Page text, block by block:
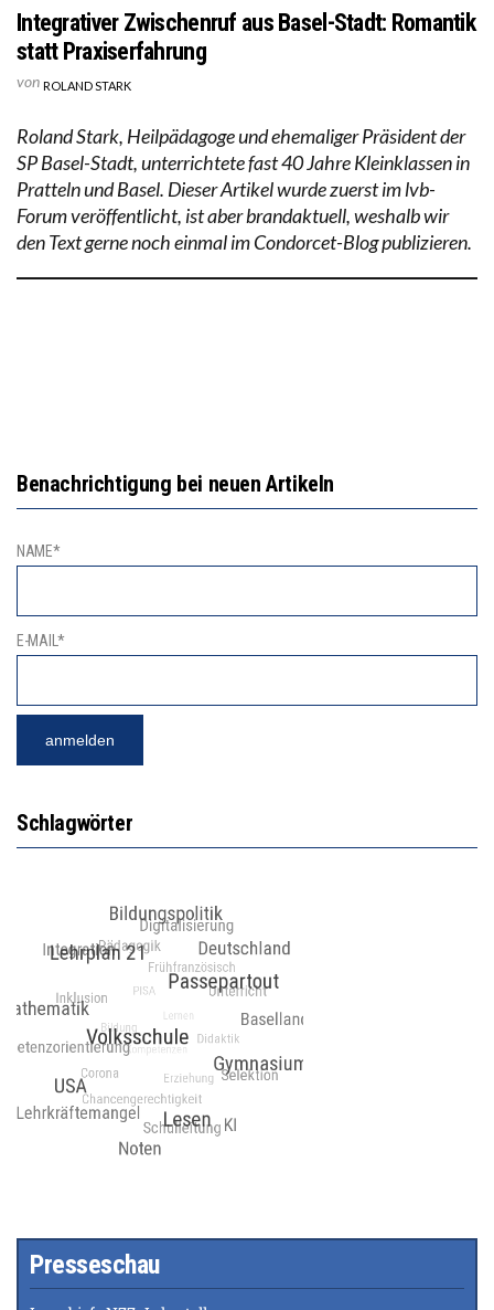
Integrativer Zwischenruf aus Basel-Stadt: Romantik
statt Praxiserfahrung
von ROLAND STARK
Roland Stark, Heilpädagoge und ehemaliger Präsident der
SP Basel-Stadt, unterrichtete fast 40 Jahre Kleinklassen in
Pratteln und Basel. Dieser Artikel wurde zuerst im lvb-
Forum veröffentlicht, ist aber brandaktuell, weshalb wir
den Text gerne noch einmal im Condorcet-Blog publizieren.
Benachrichtigung bei neuen Artikeln
NAME*
E-MAIL*
Schlagwörter
Presseschau